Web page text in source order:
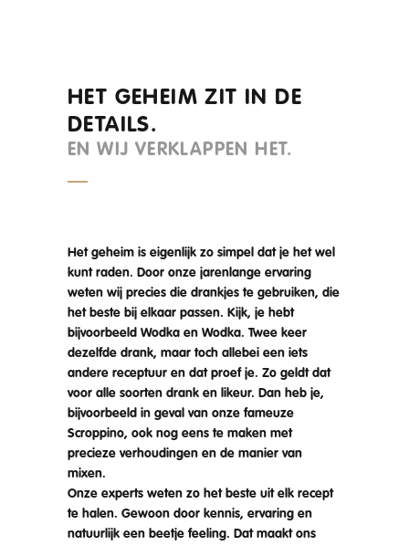
HET GEHEIM ZIT IN DE
DETAILS.
EN WIJ VERKLAPPEN HET.
Het geheim is eigenlijk zo simpel dat je het wel
kunt raden. Door onze jarenlange ervaring
weten wij precies die drankjes te gebruiken, die
het beste bij elkaar passen. Kijk, je hebt
bijvoorbeeld Wodka en Wodka. Twee keer
dezelfde drank, maar toch allebei een iets
andere receptuur en dat proef je. Zo geldt dat
voor alle soorten drank en likeur. Dan heb je,
bijvoorbeeld in geval van onze fameuze
Scroppino, ook nog eens te maken met
precieze verhoudingen en de manier van
mixen.
Onze experts weten zo het beste uit elk recept
te halen. Gewoon door kennis, ervaring en
natuurlijk een beetje feeling. Dat maakt ons